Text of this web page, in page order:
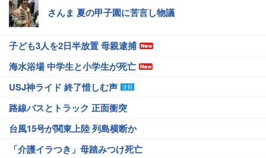
さんま 夏の甲子園に苦言し物議
子ども3人を2日半放置 母親逮捕
海水浴場 中学生と小学生が死亡
USJ神ライド 終了惜しむ声
路線バスとトラック 正面衝突
台風15号が関東上陸 列島横断か
「介護イラつき」母踏みつけ死亡